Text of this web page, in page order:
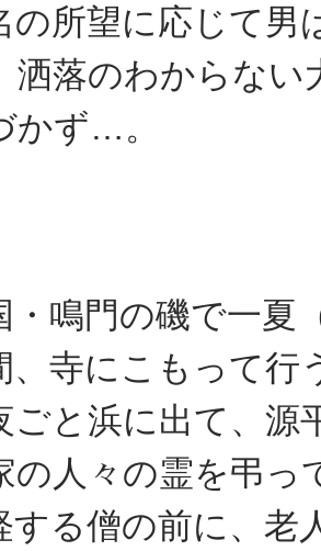
の所望に応じて男
洒落のわからない
かず…。
鳴門の磯で一夏
、寺にこもって行
ごと浜に出て、源
の人々の霊を弔っ
する僧の前に、老